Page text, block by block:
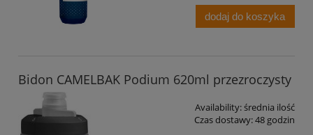
dodaj do koszyka
Bidon CAMELBAK Podium 620ml przezroczysty
Availability:średnia ilość
Czas dostawy:48 godzin